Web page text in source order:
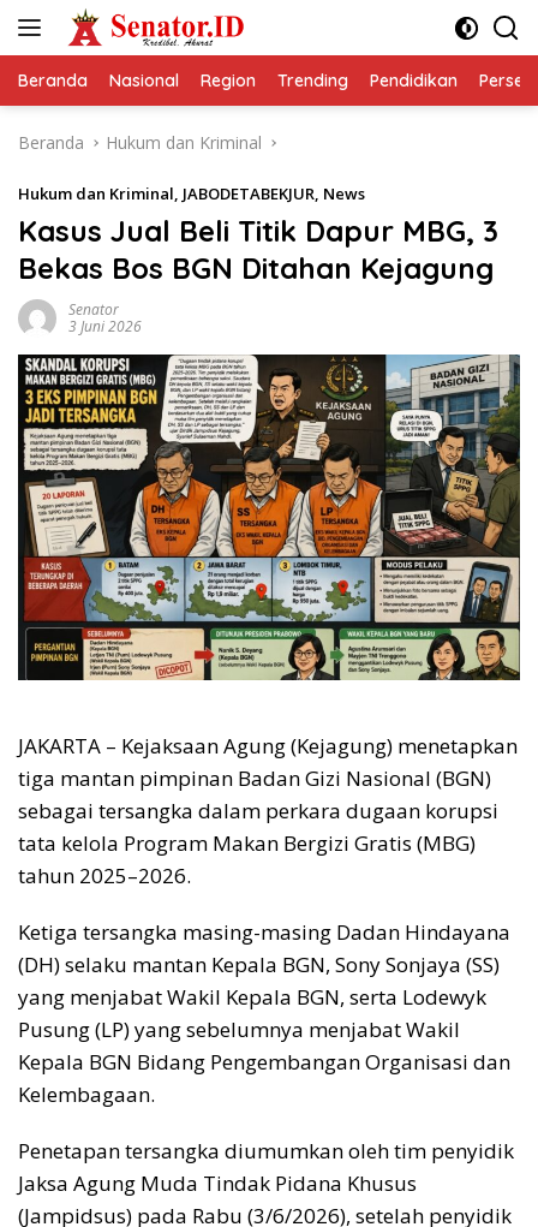
Beranda Nasional Region Trending Pendidikan
Beranda Hukum dan Kriminal
Hukum dan Kriminal, JABODETABEKJUR, News
Kasus Jual Beli Titik Dapur MBG, 3
Bekas Bos BGN Ditahan Kejagung
Senator
3 Juni 2026
JAKARTA – Kejaksaan Agung (Kejagung) menetapkan
tiga mantan pimpinan Badan Gizi Nasional (BGN)
sebagai tersangka dalam perkara dugaan korupsi
tata kelola Program Makan Bergizi Gratis (MBG)
tahun 2025–2026.
Ketiga tersangka masing-masing Dadan Hindayana
(DH) selaku mantan Kepala BGN, Sony Sonjaya (SS)
yang menjabat Wakil Kepala BGN, serta Lodewyk
Pusung (LP) yang sebelumnya menjabat Wakil
Kepala BGN Bidang Pengembangan Organisasi dan
Kelembagaan.
Penetapan tersangka diumumkan oleh tim penyidik
Jaksa Agung Muda Tindak Pidana Khusus
(Jampidsus) pada Rabu (3/6/2026), setelah penyidik